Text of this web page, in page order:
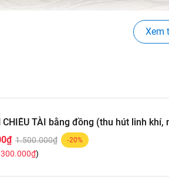
Xem
CHIÊU TÀI bằng đồng (thu hút linh khí,
1.500.000₫ -20%
300.000₫)